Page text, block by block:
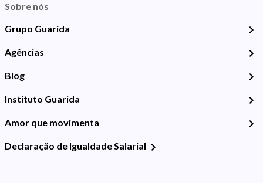
Sobre nós
Grupo Guarida
Agências
Blog
Instituto Guarida
Amor que movimenta
Declaração de Igualdade Salarial